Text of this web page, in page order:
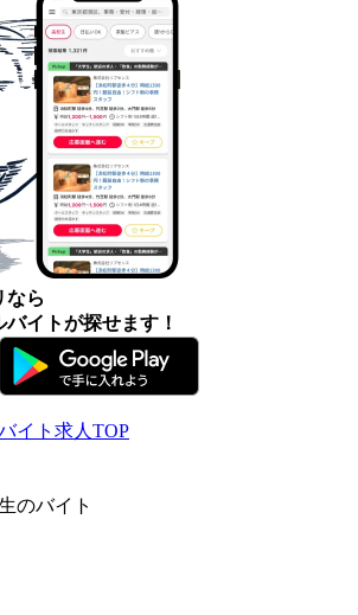
なら
イトが探せます！
イト求人TOP
のバイト